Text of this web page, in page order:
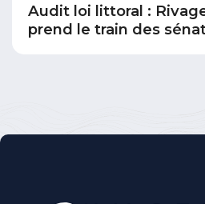
Audit loi littoral :
prend le train des